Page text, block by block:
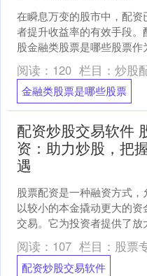
在瞬息万变的股市中，配资
者提升收益率的有效手段。
股金融类股票是哪些股票作
资门户，致力于为投资者提
捷、高效的配资服务。 *....
阅读： 120 栏目： 炒股
金融类股票是哪些股票
配资炒股交易软件
资：助力炒股，把
遇
股票配资是一种融资方式，
以较小的本金撬动更大的资
交易。它为投资者提供了放
杆配资炒股交易软件，同时
险。 融资配资的主要优势....
阅读： 107 栏目： 股票
配资炒股交易软件